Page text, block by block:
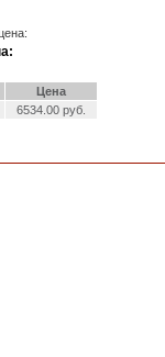
Цена
6534.00 руб.